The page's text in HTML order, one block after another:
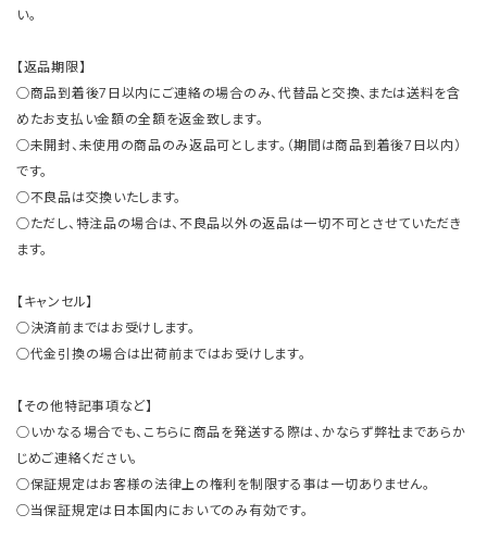
い。
【返品期限】
○商品到着後7日以内にご連絡の場合のみ、代替品と交換、または送料を含
めたお支払い金額の全額を返金致します。
○未開封、未使用の商品のみ返品可とします。（期間は商品到着後7日以内）
です。
○不良品は交換いたします。
○ただし、特注品の場合は、不良品以外の返品は一切不可とさせていただき
ます。
【キャンセル】
○決済前まではお受けします。
○代金引換の場合は出荷前まではお受けします。
【その他特記事項など】
○いかなる場合でも、こちらに商品を発送する際は、かならず弊社まであらか
じめご連絡ください。
○保証規定はお客様の法律上の権利を制限する事は一切ありません。
○当保証規定は日本国内においてのみ有効です。